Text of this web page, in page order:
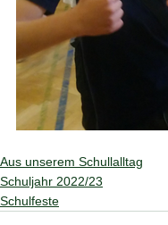
Aus unserem Schullalltag
Schuljahr 2022/23
Schulfeste